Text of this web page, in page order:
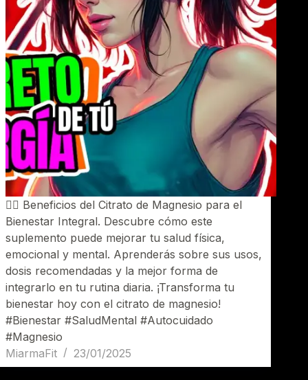
🧘‍♂️ Beneficios del Citrato de Magnesio para el
Bienestar Integral. Descubre cómo este
suplemento puede mejorar tu salud física,
emocional y mental. Aprenderás sobre sus usos,
dosis recomendadas y la mejor forma de
integrarlo en tu rutina diaria. ¡Transforma tu
bienestar hoy con el citrato de magnesio!
#Bienestar #SaludMental #Autocuidado
#Magnesio
MiarmaFit
23/01/2025